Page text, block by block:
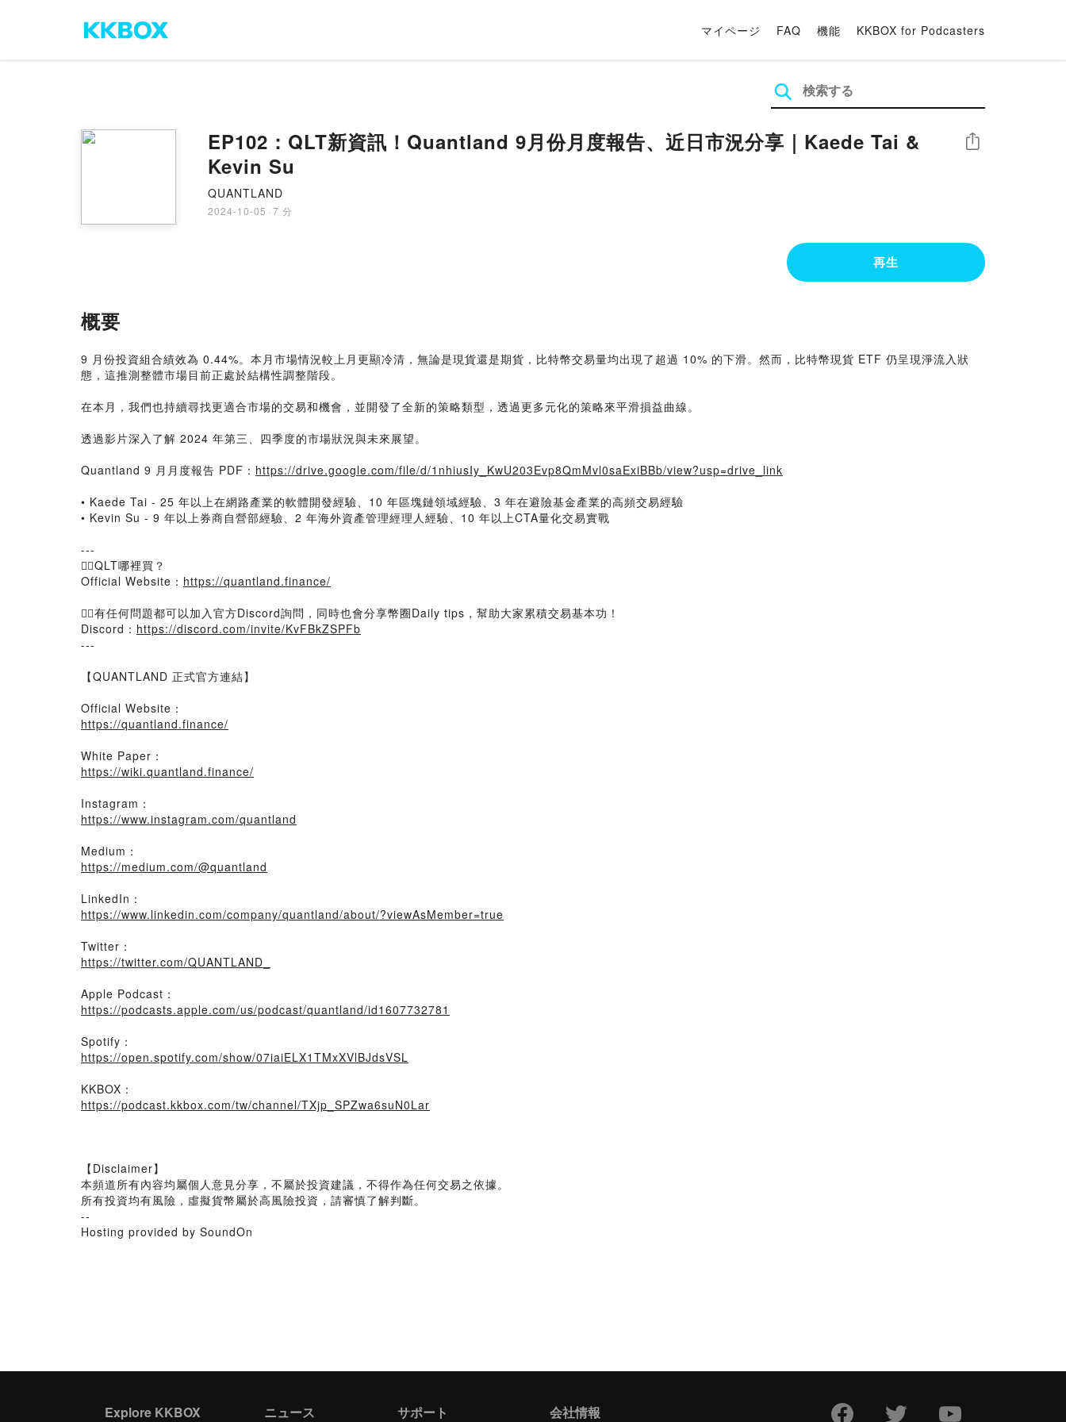
マイページ FAQ 機能 KKBOX for Podcasters
EP102：QLT新資訊！Quantland 9月份月度報告、近日市況分享｜Kaede Tai &
Kevin Su
QUANTLAND
2024-10-05 · 7 分
シェア
再生
概要
9 月份投資組合績效為 0.44%。本月市場情況較上月更顯冷清，無論是現貨還是期貨，比特幣交易量均出現了超過 10% 的下滑。然而，比特幣現貨 ETF 仍呈現淨流入狀
態，這推測整體市場目前正處於結構性調整階段。
在本月，我們也持續尋找更適合市場的交易和機會，並開發了全新的策略類型，透過更多元化的策略來平滑損益曲線。
透過影片深入了解 2024 年第三、四季度的市場狀況與未來展望。
Quantland 9 月月度報告 PDF： https://drive.google.com/file/d/1nhiusIy_KwU203Evp8QmMvl0saExiBBb/view?usp=drive_link
• Kaede Tai - 25 年以上在網路產業的軟體開發經驗、10 年區塊鏈領域經驗、3 年在避險基金產業的高頻交易經驗
• Kevin Su - 9 年以上券商自營部經驗、2 年海外資產管理經理人經驗、10 年以上CTA量化交易實戰
---
👉🏻QLT哪裡買？
Official Website： https://quantland.finance/
👉🏻有任何問題都可以加入官方Discord詢問，同時也會分享幣圈Daily tips，幫助大家累積交易基本功！
Discord： https://discord.com/invite/KvFBkZSPFb
---
【QUANTLAND 正式官方連結】
Official Website：
https://quantland.finance/
White Paper：
https://wiki.quantland.finance/
Instagram：
https://www.instagram.com/quantland
Medium：
https://medium.com/@quantland
LinkedIn：
https://www.linkedin.com/company/quantland/about/?viewAsMember=true
Twitter：
https://twitter.com/QUANTLAND_
Apple Podcast：
https://podcasts.apple.com/us/podcast/quantland/id1607732781
Spotify：
https://open.spotify.com/show/07iaiELX1TMxXVlBJdsVSL
KKBOX：
https://podcast.kkbox.com/tw/channel/TXjp_SPZwa6suN0Lar
【Disclaimer】
本頻道所有內容均屬個人意見分享，不屬於投資建議，不得作為任何交易之依據。
所有投資均有風險，虛擬貨幣屬於高風險投資，請審慎了解判斷。
--
Hosting provided by SoundOn
Explore KKBOX ニュース サポート 会社情報